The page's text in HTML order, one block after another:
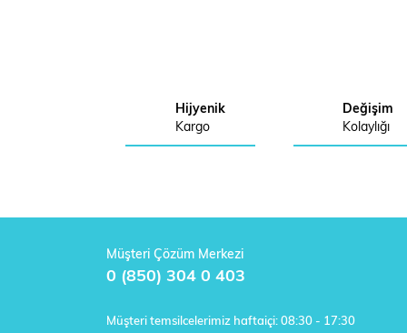
Hijyenik
Kargo
Değişim
Kolaylığı
Müşteri Çözüm Merkezi
0 (850) 304 0 403
Müşteri temsilcelerimiz haftaiçi: 08:30 - 17:30